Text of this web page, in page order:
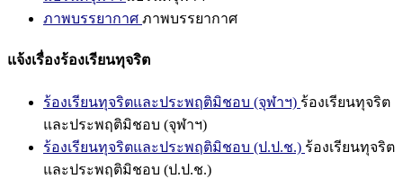
ภาพบรรยากาศ ภาพบรรยากาศ
แจ้งเรื่องร้องเรียนทุจริต
ร้องเรียนทุจริตและประพฤติมิชอบ (จุฬาฯ) ร้องเรียนทุจริต
และประพฤติมิชอบ (จุฬาฯ)
ร้องเรียนทุจริตและประพฤติมิชอบ (ป.ป.ช.) ร้องเรียนทุจริต
และประพฤติมิชอบ (ป.ป.ช.)